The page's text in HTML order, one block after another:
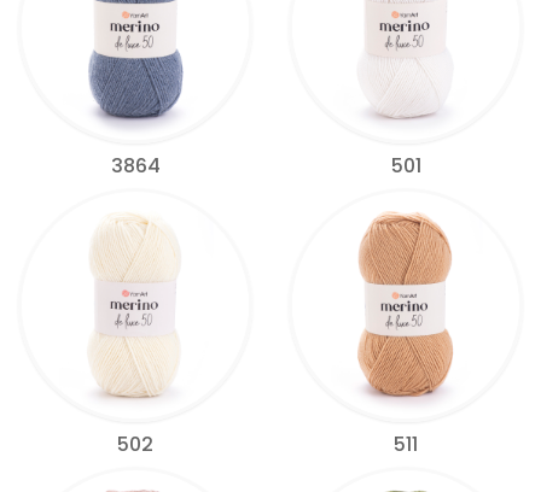
3864 501
502 511